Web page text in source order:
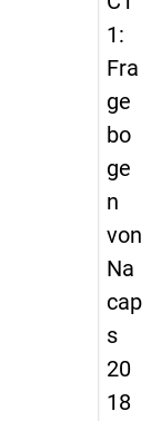
1:
Fra
ge
bo
ge
n
von
Na
cap
s
20
18